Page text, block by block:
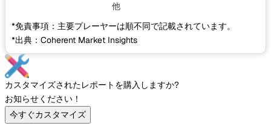
他
*免責事項：主要プレーヤーは順不同で記載されています。
*出典：Coherent Market Insights
カスタマイズされたレポートを購入しますか?
お知らせください！
今すぐカスタマイズ